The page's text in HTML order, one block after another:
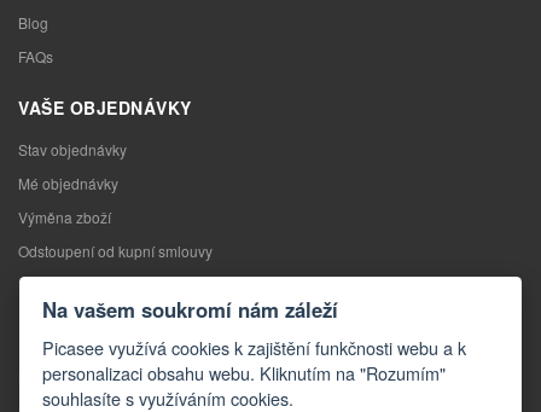
Blog
FAQs
VAŠE OBJEDNÁVKY
Stav objednávky
Mé objednávky
Výměna zboží
Odstoupení od kupní smlouvy
Reklamace
Kontakty
Na vašem soukromí nám záleží
Picasee využívá cookies k zajištění funkčnosti webu a k
personalizaci obsahu webu. Kliknutím na "Rozumím"
souhlasíte s využíváním cookies.